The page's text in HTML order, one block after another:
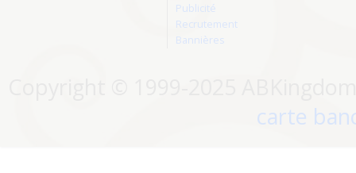
Publicité
Recrutement
Bannières
carte